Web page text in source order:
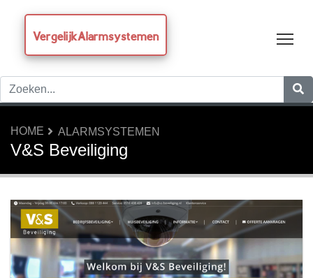
VergelijkAlarmsystemen
HOME ALARMSYSTEMEN
V&S Beveiliging